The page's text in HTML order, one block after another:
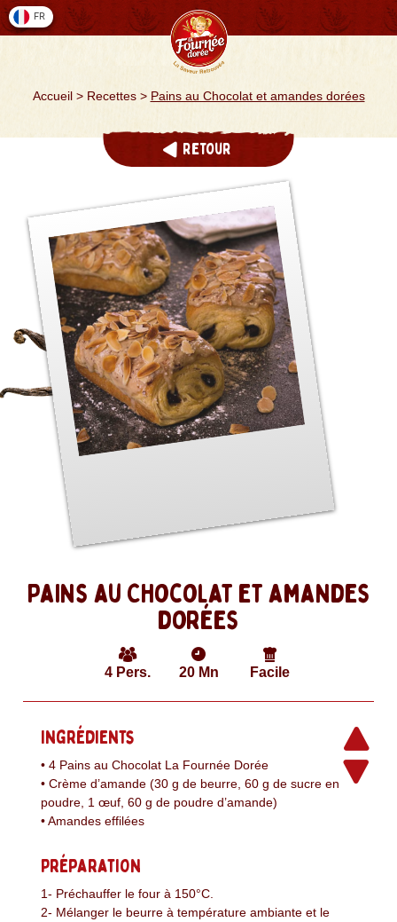
FR
Accueil> Recettes> Pains au Chocolat et amandes dorées
Retour
Pains au Chocolat et amandes
dorées
4 Pers. 20 Mn Facile
Ingrédients
• 4 Pains au Chocolat La Fournée Dorée
• Crème d’amande (30 g de beurre, 60 g de sucre en
poudre, 1 œuf, 60 g de poudre d’amande)
• Amandes effilées
Préparation
1- Préchauffer le four à 150°C.
2- Mélanger le beurre à température ambiante et le
Cookies management panel